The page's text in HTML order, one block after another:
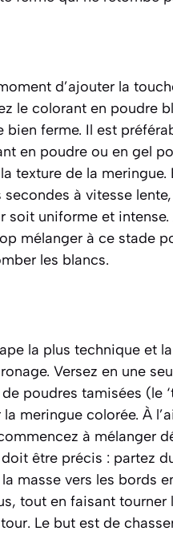
d’ajouter la
le colorant en poudre
bien ferme. Il est
en poudre ou en gel
texture de la meringue.
secondes à vitesse
soit uniforme et
mélanger à ce stade
les blancs.
la plus technique et
Versez en une
poudres tamisées (le
la meringue colorée. À
à mélanger
être précis : partez
masse vers les bords
tout en faisant tourner
Le but est de